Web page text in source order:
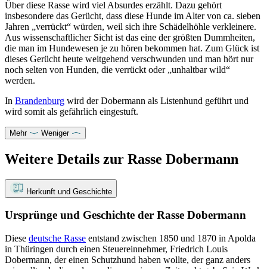
Über diese Rasse wird viel Absurdes erzählt. Dazu gehört
insbesondere das Gerücht, dass diese Hunde im Alter von ca. sieben
Jahren „verrückt“ würden, weil sich ihre Schädelhöhle verkleinere.
Aus wissenschaftlicher Sicht ist das eine der größten Dummheiten,
die man im Hundewesen je zu hören bekommen hat. Zum Glück ist
dieses Gerücht heute weitgehend verschwunden und man hört nur
noch selten von Hunden, die verrückt oder „unhaltbar wild“
werden.
In Brandenburg wird der Dobermann als Listenhund geführt und
wird somit als gefährlich eingestuft.
Mehr Weniger
Weitere Details zur Rasse Dobermann
Herkunft und Geschichte
Ursprünge und Geschichte der Rasse Dobermann
Diese deutsche Rasse entstand zwischen 1850 und 1870 in Apolda
in Thüringen durch einen Steuereinnehmer, Friedrich Louis
Dobermann, der einen Schutzhund haben wollte, der ganz anders